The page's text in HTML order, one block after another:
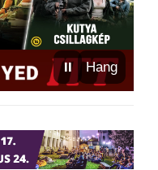
⏸ Hang